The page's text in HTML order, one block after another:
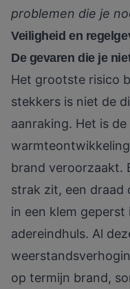
problemen die je
Veiligheid en
De gevaren die je
Het grootste risico
stekkers is niet de
aanraking. Het is de
warmteontwikkeling
brand veroorzaakt.
strak zit, een draad
in een klem
adereindhuls. Al
op termijn brand,